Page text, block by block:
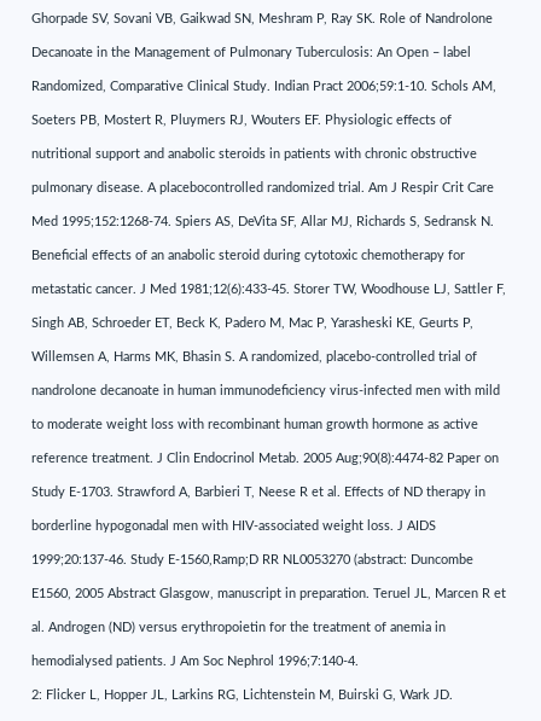
Ghorpade SV, Sovani VB, Gaikwad SN, Meshram P, Ray SK. Role of Nandrolone
Decanoate in the Management of Pulmonary Tuberculosis: An Open – label
Randomized, Comparative Clinical Study. Indian Pract 2006;59:1-10. Schols AM,
Soeters PB, Mostert R, Pluymers RJ, Wouters EF. Physiologic effects of
nutritional support and anabolic steroids in patients with chronic obstructive
pulmonary disease. A placebocontrolled randomized trial. Am J Respir Crit Care
Med 1995;152:1268-74. Spiers AS, DeVita SF, Allar MJ, Richards S, Sedransk N.
Beneficial effects of an anabolic steroid during cytotoxic chemotherapy for
metastatic cancer. J Med 1981;12(6):433-45. Storer TW, Woodhouse LJ, Sattler F,
Singh AB, Schroeder ET, Beck K, Padero M, Mac P, Yarasheski KE, Geurts P,
Willemsen A, Harms MK, Bhasin S. A randomized, placebo-controlled trial of
nandrolone decanoate in human immunodeficiency virus-infected men with mild
to moderate weight loss with recombinant human growth hormone as active
reference treatment. J Clin Endocrinol Metab. 2005 Aug;90(8):4474-82 Paper on
Study E-1703. Strawford A, Barbieri T, Neese R et al. Effects of ND therapy in
borderline hypogonadal men with HIV-associated weight loss. J AIDS
1999;20:137-46. Study E-1560,Ramp;D RR NL0053270 (abstract: Duncombe
E1560, 2005 Abstract Glasgow, manuscript in preparation. Teruel JL, Marcen R et
al. Androgen (ND) versus erythropoietin for the treatment of anemia in
hemodialysed patients. J Am Soc Nephrol 1996;7:140-4.
2: Flicker L, Hopper JL, Larkins RG, Lichtenstein M, Buirski G, Wark JD.